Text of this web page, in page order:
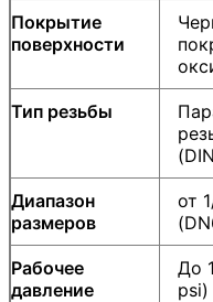
Покрытие
поверхности
Тип резьбы
Диапазон
размеров
от
Рабочее
давление
До
psi)